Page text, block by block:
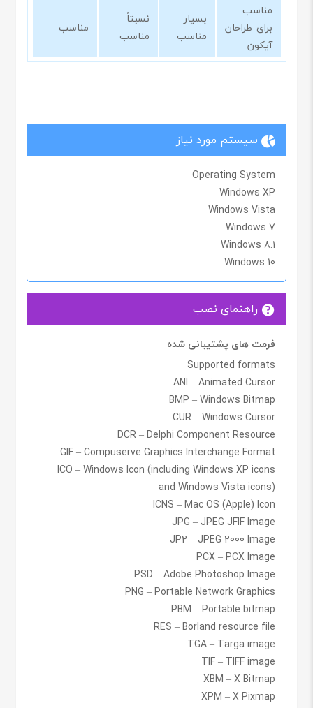
مناسب
برای طراحان
آیکون
بسیار
مناسب
نسبتاً
مناسب
مناسب
سیستم مورد نیاز
Operating System
Windows XP
Windows Vista
Windows 7
Windows 8.1
Windows 10
راهنمای نصب
فرمت های پشتیبانی شده
Supported formats
ANI – Animated Cursor
BMP – Windows Bitmap
CUR – Windows Cursor
DCR – Delphi Component Resource
GIF – Compuserve Graphics Interchange Format
ICO – Windows Icon (including Windows XP icons
and Windows Vista icons)
ICNS – Mac OS (Apple) Icon
JPG – JPEG JFIF Image
JP2 – JPEG 2000 Image
PCX – PCX Image
PSD – Adobe Photoshop Image
PNG – Portable Network Graphics
PBM – Portable bitmap
RES – Borland resource file
TGA – Targa image
TIF – TIFF image
XBM – X Bitmap
XPM – X Pixmap